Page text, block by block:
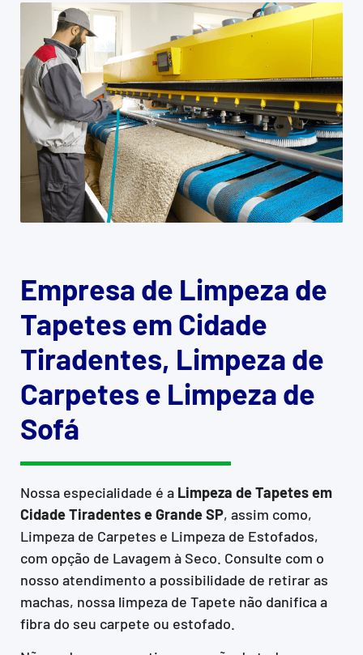
Empresa de Limpeza de
Tapetes em Cidade
Tiradentes, Limpeza de
Carpetes e Limpeza de
Sofá
Nossa especialidade é a Limpeza de Tapetes em
Cidade Tiradentes e Grande SP, assim como,
Limpeza de Carpetes e Limpeza de Estofados,
com opção de Lavagem à Seco. Consulte com o
nosso atendimento a possibilidade de retirar as
machas, nossa limpeza de Tapete não danifica a
fibra do seu carpete ou estofado.